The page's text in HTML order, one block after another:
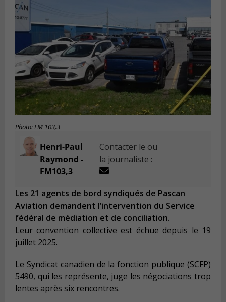
Photo: FM 103,3
Henri-Paul
Raymond -
FM103,3
Contacter le ou
la journaliste :
Les 21 agents de bord syndiqués de Pascan
Aviation demandent l’intervention du Service
fédéral de médiation et de conciliation.
Leur convention collective est échue depuis le 19
juillet 2025.
Le Syndicat canadien de la fonction publique (SCFP)
5490, qui les représente, juge les négociations trop
lentes après six rencontres.